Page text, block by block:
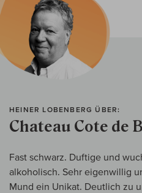
HEINER LOBENBERG ÜBER:
Chateau Cote de
Fast schwarz. Duftige und
alkoholisch. Sehr eigenwillig
Mund ein Unikat. Deutlich zu